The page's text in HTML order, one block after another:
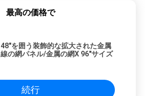
最高の価格で
48"を囲う装飾的な拡大された金属
線の網パネル/金属の網X 96"サイズ
続行